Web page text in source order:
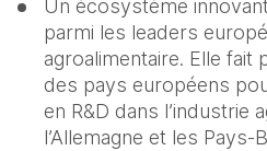
Un écosystème
parmi les leaders
agroalimentaire. Elle fait
des pays européens
en R&D dans l’industrie
l’Allemagne et les Pays-